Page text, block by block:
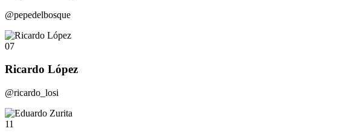
@pepedelbosque
07
Ricardo López
@ricardo_losi
11